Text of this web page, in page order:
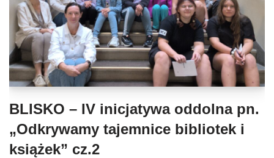
BLISKO – IV inicjatywa oddolna pn.
„Odkrywamy tajemnice bibliotek i
książek” cz.2